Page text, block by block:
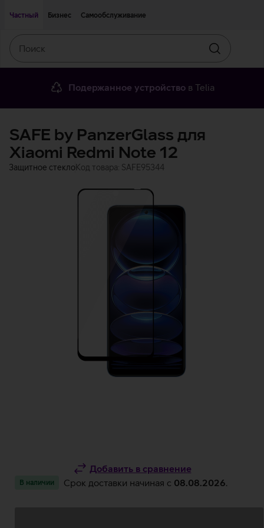
Частный
Бизнес Самообслуживание
Искать
Подержанное устройство в Telia
SAFE by PanzerGlass для
Xiaomi Redmi Note 12
Защитное стекло Код товара: SAFE95344
Добавить в сравнение
В наличии Срок доставки начиная c 08.08.2026